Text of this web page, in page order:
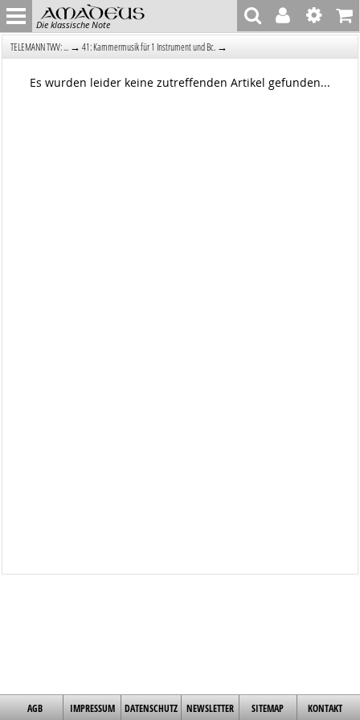
Die klassische Note
TELEMANN TWV: ... → 41: Kammermusik für 1 Instrument und Bc. →
Es wurden leider keine zutreffenden Artikel gefunden...
AGB IMPRESSUM DATENSCHUTZ NEWSLETTER SITEMAP KONTAKT